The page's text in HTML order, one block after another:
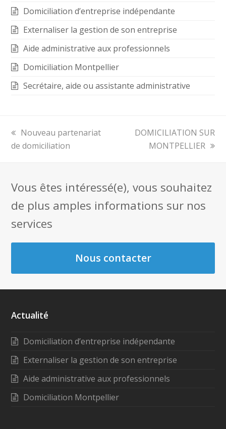
Domiciliation d’entreprise indépendante
Externaliser la gestion de son entreprise
Aide administrative aux professionnels
Domiciliation Montpellier
Secrétaire, aide ou assistante administrative
previous
post:
Nouveau partenariat
de domiciliation
next
post:
DOMICILIATION SUR
MONTPELLIER
Vous êtes intéressé(e), vous souhaitez
de plus amples informations sur nos
services
Nous contacter
Actualité
Domiciliation d’entreprise indépendante
Externaliser la gestion de son entreprise
Aide administrative aux professionnels
Domiciliation Montpellier